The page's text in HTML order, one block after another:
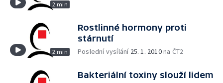
2 min
2 min
Rostlinné hormony proti
stárnutí
Poslední vysílání 25. 1. 2010na ČT2
Bakteriální toxiny slouží lidem